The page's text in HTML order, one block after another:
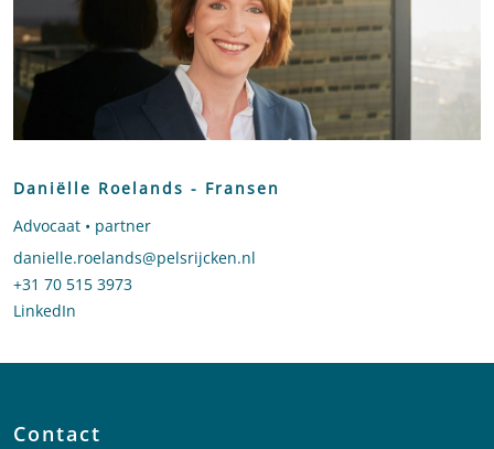
Daniëlle Roelands - Fransen
Advocaat • partner
Stuur een e-mail naar Daniëlle Roelands - Fransen
danielle.roelands@pelsrijcken.nl
Bel naar Daniëlle Roelands - Fransen
+31 70 515 3973
LinkedIn
Contact